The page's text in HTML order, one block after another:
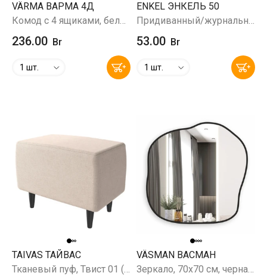
VÄRMA ВАРМА 4Д
Комод с 4 ящиками, белый, 160x55х40 см
236.00 Br
1 шт.
ENKEL ЭНКЕЛЬ 50
Придиванный/журнальный столик, белый, 50x50 см
53.00 Br
1 шт.
TAIVAS ТАЙВАС
Тканевый пуф, Твист 01 (кремовый)
VÄSMAN ВАСМАН
Зеркало, 70х70 см, черная окантовка (УФ-печать)